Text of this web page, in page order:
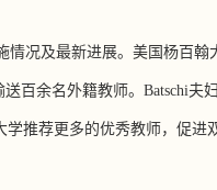
情况及最新进展。美国杨百翰
百余名外籍教师。 Batschi夫
推荐更多的优秀教师，促进